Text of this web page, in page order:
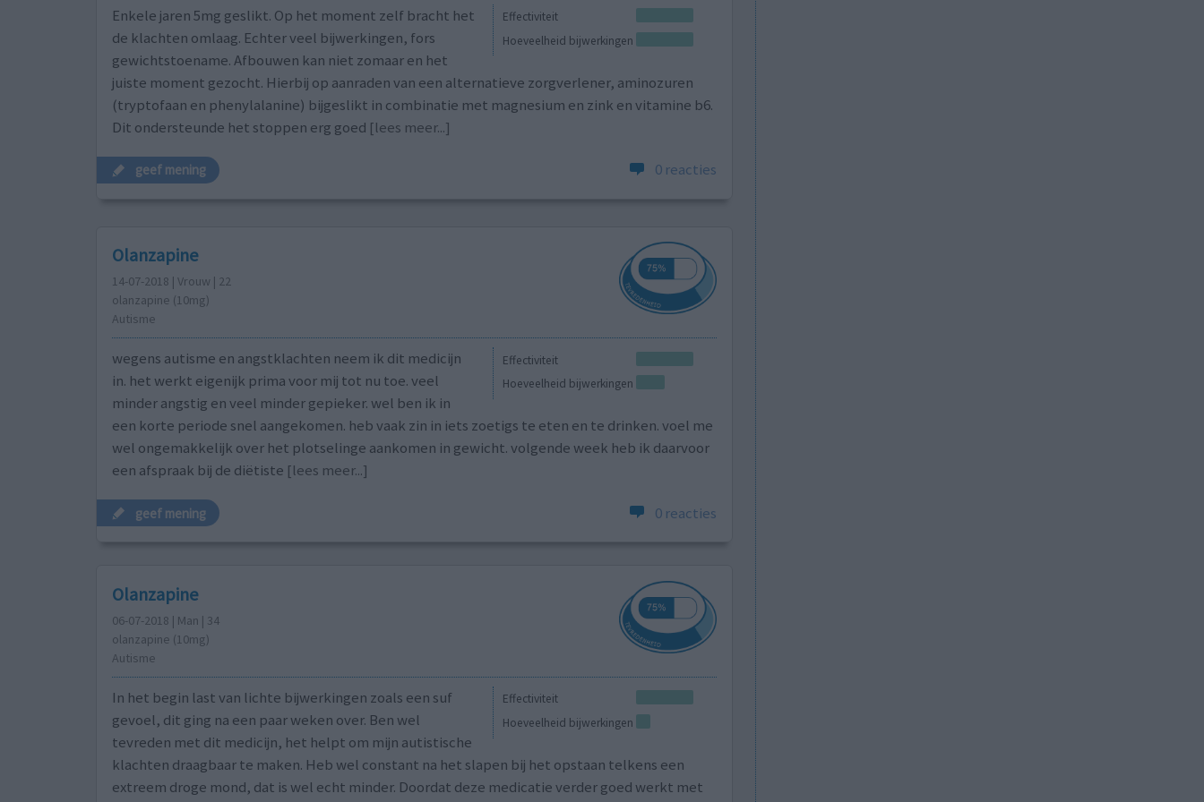
Effectiviteit
Hoeveelheid bijwerkingen
Enkele jaren 5mg geslikt. Op het moment zelf bracht het
de klachten omlaag. Echter veel bijwerkingen, fors
gewichtstoename. Afbouwen kan niet zomaar en het
juiste moment gezocht. Hierbij op aanraden van een alternatieve zorgverlener, aminozuren
(tryptofaan en phenylalanine) bijgeslikt in combinatie met magnesium en zink en vitamine b6.
Dit ondersteunde het stoppen erg goed [lees meer...]
geef mening 0 reacties
Olanzapine
14-07-2018 | Vrouw | 22
olanzapine (10mg)
Autisme
Effectiviteit
Hoeveelheid bijwerkingen
wegens autisme en angstklachten neem ik dit medicijn
in. het werkt eigenijk prima voor mij tot nu toe. veel
minder angstig en veel minder gepieker. wel ben ik in
een korte periode snel aangekomen. heb vaak zin in iets zoetigs te eten en te drinken. voel me
wel ongemakkelijk over het plotselinge aankomen in gewicht. volgende week heb ik daarvoor
een afspraak bij de diëtiste [lees meer...]
geef mening 0 reacties
Olanzapine
06-07-2018 | Man | 34
olanzapine (10mg)
Autisme
Effectiviteit
Hoeveelheid bijwerkingen
In het begin last van lichte bijwerkingen zoals een suf
gevoel, dit ging na een paar weken over. Ben wel
tevreden met dit medicijn, het helpt om mijn autistische
klachten draagbaar te maken. Heb wel constant na het slapen bij het opstaan telkens een
extreem droge mond, dat is wel echt minder. Doordat deze medicatie verder goed werkt met